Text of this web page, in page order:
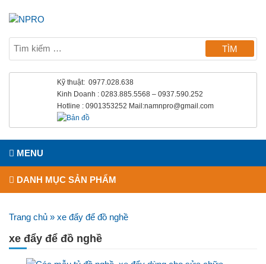
Kỹ thuật: 0977.028.638
Kinh Doanh : 0283.885.5568 – 0937.590.252
Hotline : 0901353252 Mail:namnpro@gmail.com
MENU
DANH MỤC SẢN PHẨM
Trang chủ » xe đẩy để đồ nghề
xe đẩy để đồ nghề